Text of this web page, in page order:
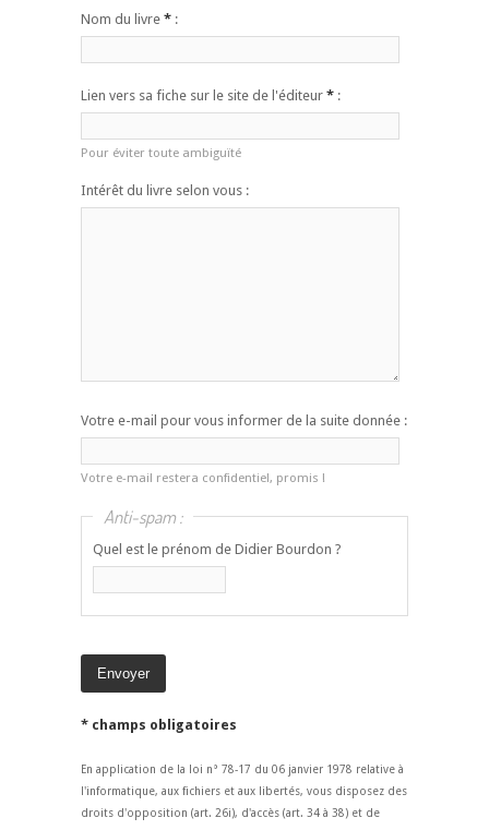
Nom du livre * :
Lien vers sa fiche sur le site de l'éditeur * :
Pour éviter toute ambiguïté
Intérêt du livre selon vous :
Votre e-mail pour vous informer de la suite donnée :
Votre e-mail restera confidentiel, promis !
Anti-spam :
Quel est le prénom de Didier Bourdon ?
* champs obligatoires
En application de la loi n° 78-17 du 06 janvier 1978 relative à
l'informatique, aux fichiers et aux libertés, vous disposez des
droits d'opposition (art. 26i), d'accès (art. 34 à 38) et de